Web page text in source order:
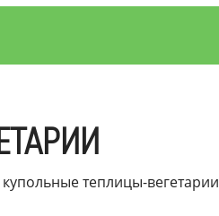
теплицы-вегетарии